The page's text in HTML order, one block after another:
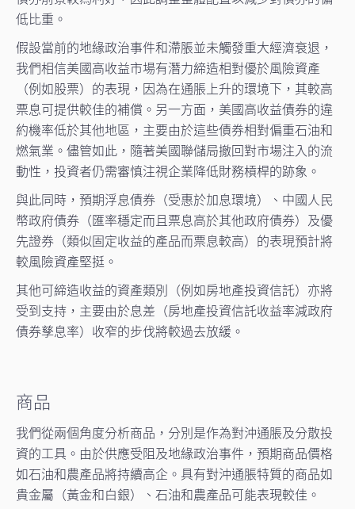
低比重。
假設當前的地緣政治事件和滯脹並未觸發重大經濟衰退，
我們相信美國高收益市場有潛力締造相對優於風險資產
（例如股票）的表現，因為在通脹上升的環境下，其較高
票息可提供較佳的補償。另一方面，美國高收益債券的違
約機率低於其他地區，主要由於這些債券相對偏重石油和
燃氣業。儘管如此，隨著美國聯儲局撤回對市場注入的流
動性，投資者仍需審慎注視企業降低財務槓桿的跡象。
與此同時，預期浮息債券（受惠於加息環境）、中國人民
幣政府債券（匯率穩定而且票息高於其他政府債券）及優
先證券（類似固定收益的產品而票息較高）的表現預計將
較風險資產堅挺。
其他可締造收益的資產類別（例如房地產投資信託）亦將
受到支持，主要由於息差（房地產投資信託收益率減政府
債券孳息率）收窄的步伐將較過去放緩。
商品
我們從兩個角度分析商品，分別是作為對沖通脹及分散投
資的工具。由於供應受阻及地緣政治事件，預期商品價格
如石油和農產品將持續高企。具有對沖通脹特質的商品如
貴金屬（黃金和白銀）、石油和農產品可能表現較佳。